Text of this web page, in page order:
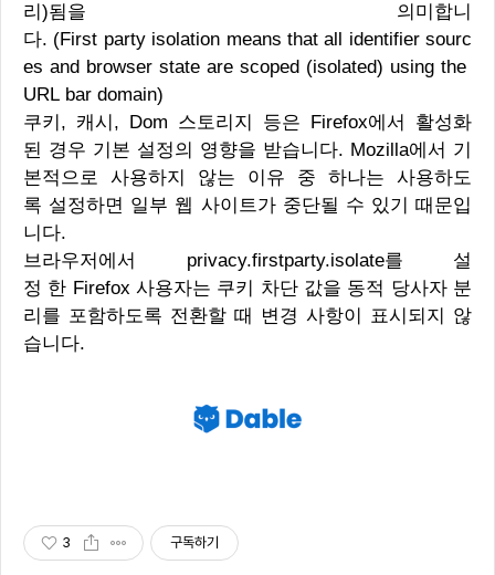
리)됨을 의미합니
다. (First party isolation means that all identifier sourc
es and browser state are scoped (isolated) using the
URL bar domain)
쿠키, 캐시, Dom 스토리지 등은 Firefox에서 활성화
된 경우 기본 설정의 영향을 받습니다. Mozilla에서 기
본적으로 사용하지 않는 이유 중 하나는 사용하도
록 설정하면 일부 웹 사이트가 중단될 수 있기 때문입
니다.
브라우저에서 privacy.firstparty.isolate를 설
정 한 Firefox 사용자는 쿠키 차단 값을 동적 당사자 분
리를 포함하도록 전환할 때 변경 사항이 표시되지 않
습니다.
3 구독하기